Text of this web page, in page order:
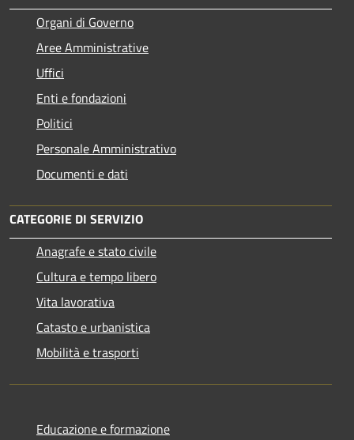
Organi di Governo
Aree Amministrative
Uffici
Enti e fondazioni
Politici
Personale Amministrativo
Documenti e dati
CATEGORIE DI SERVIZIO
Anagrafe e stato civile
Cultura e tempo libero
Vita lavorativa
Catasto e urbanistica
Mobilità e trasporti
Educazione e formazione